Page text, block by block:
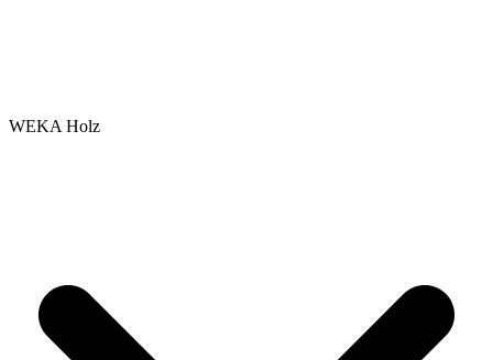
WEKA Holz